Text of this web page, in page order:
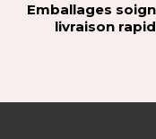
Emballages
livraison